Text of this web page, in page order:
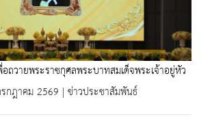
ถวายพระราชกุศลพระบาทสมเด็จพระเจ้าอยู่หัว
ฎาคม 2569 | ข่าวประชาสัมพันธ์